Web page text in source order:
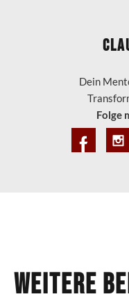
Dein
Folge
Weitere